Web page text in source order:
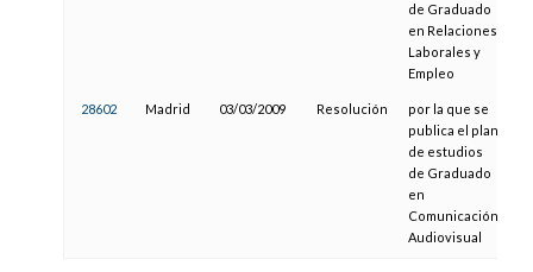
de Graduado
en Relaciones
Laborales y
Empleo
28602 Madrid 03/03/2009 Resolución
por la que se
publica el plan
de estudios
de Graduado
en
Comunicación
Audiovisual